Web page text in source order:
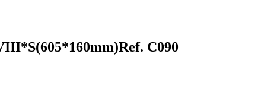
Ref. C090